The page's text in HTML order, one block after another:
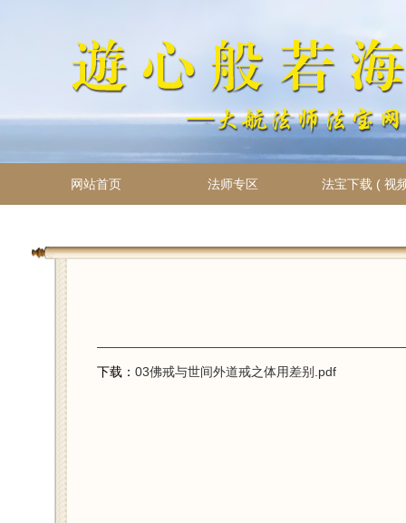
网站首页 法师专区 法宝下载 ( 视
下载： 03佛戒与世间外道戒之体用差别.pdf